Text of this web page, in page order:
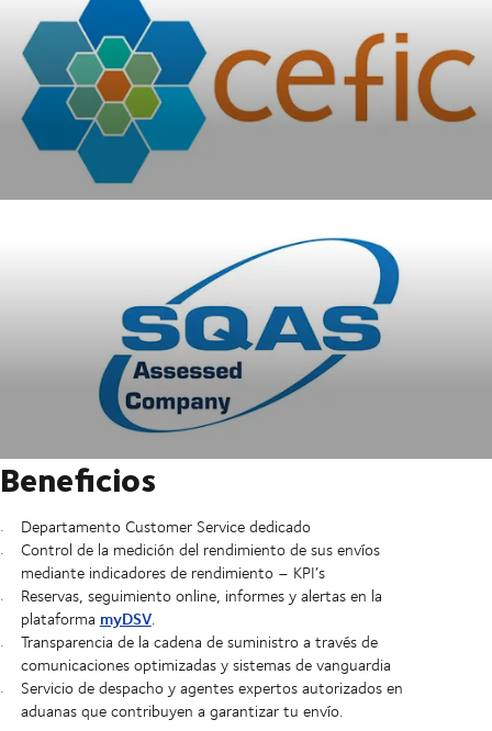
Beneficios
Departamento Customer Service dedicado
Control de la medición del rendimiento de sus envíos
mediante indicadores de rendimiento – KPI’s
Reservas, seguimiento online, informes y alertas en la
plataforma myDSV.
Transparencia de la cadena de suministro a través de
comunicaciones optimizadas y sistemas de vanguardia
Servicio de despacho y agentes expertos autorizados en
aduanas que contribuyen a garantizar tu envío.